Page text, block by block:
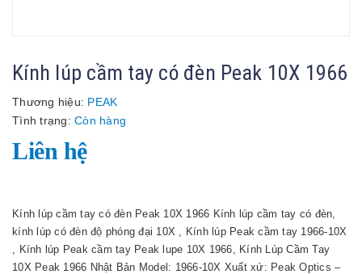
Kính lúp cầm tay có đèn Peak 10X 1966
Thương hiệu: PEAK
Tình trạng: Còn hàng
Liên hệ
Kính lúp cầm tay có đèn Peak 10X 1966 Kính lúp cầm tay có đèn,
kính lúp có đèn độ phóng đại 10X , Kính lúp Peak cầm tay 1966-10X
, Kính lúp Peak cầm tay Peak lupe 10X 1966, Kính Lúp Cầm Tay
10X Peak 1966 Nhật Bản Model: 1966-10X Xuất xứ: Peak Optics –